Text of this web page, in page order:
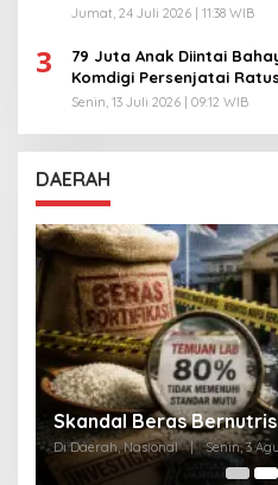
Jumat, 24 Juli 2026 | 11:38 WIB
3
79 Juta Anak Diintai
Komdigi Persenjatai
Senin, 13 Juli 2026 | 09:12 WIB
DAERAH
Skandal Beras
Di Daerah, Nasional | Senin, 3